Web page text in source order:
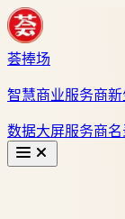
荟捧场
智慧商业服务商
数据大屏服务商名